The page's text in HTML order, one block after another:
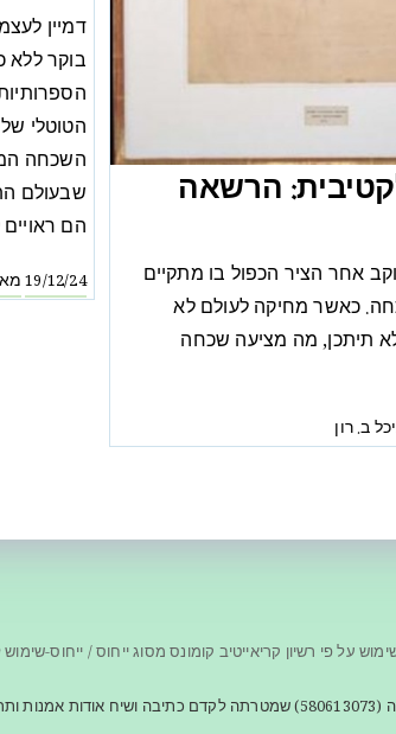
הרשאה
אחר הציר הכפול בו מתקיים
כאשר מחיקה לעולם לא
תיתכן, מה מציעה שכחה
ב. רון
דמיין
בוקר ללא
הטוטלי
השכחה
שבעולם
הם
19/12/24
על פי רשיון קריאייטיב קומונס מסוג ייחוס / ייחוס-
תוהו היא עמותה רשומה (580613073) שמטרתה לקדם כתיבה ושיח אודות